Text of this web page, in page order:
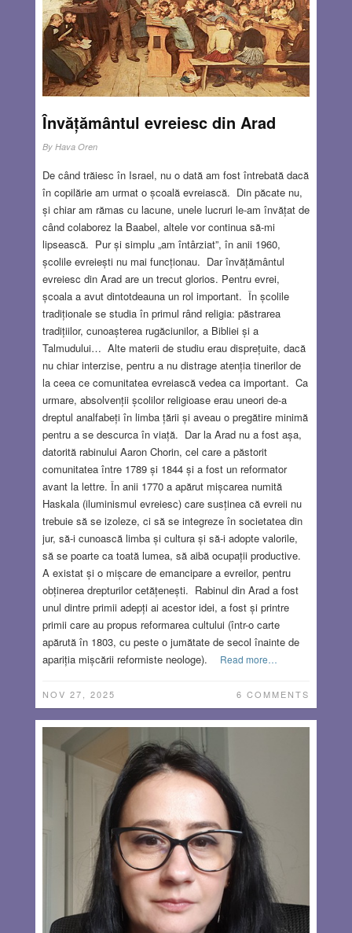
Învățământul evreiesc din Arad
By Hava Oren
De când trăiesc în Israel, nu o dată am fost întrebată dacă
în copilărie am urmat o școală evreiască. Din păcate nu,
și chiar am rămas cu lacune, unele lucruri le-am învățat de
când colaborez la Baabel, altele vor continua să-mi
lipsească. Pur și simplu „am întârziat”, în anii 1960,
școlile evreiești nu mai funcționau. Dar învățământul
evreiesc din Arad are un trecut glorios. Pentru evrei,
școala a avut dintotdeauna un rol important. În școlile
tradiționale se studia în primul rând religia: păstrarea
tradițiilor, cunoașterea rugăciunilor, a Bibliei și a
Talmudului… Alte materii de studiu erau disprețuite, dacă
nu chiar interzise, pentru a nu distrage atenția tinerilor de
la ceea ce comunitatea evreiască vedea ca important. Ca
urmare, absolvenții școlilor religioase erau uneori de-a
dreptul analfabeți în limba țării și aveau o pregătire minimă
pentru a se descurca în viață. Dar la Arad nu a fost așa,
datorită rabinului Aaron Chorin, cel care a păstorit
comunitatea între 1789 și 1844 și a fost un reformator
avant la lettre. În anii 1770 a apărut mișcarea numită
Haskala (iluminismul evreiesc) care susținea că evreii nu
trebuie să se izoleze, ci să se integreze în societatea din
jur, să-i cunoască limba și cultura și să-i adopte valorile,
să se poarte ca toată lumea, să aibă ocupații productive.
A existat și o mișcare de emancipare a evreilor, pentru
obținerea drepturilor cetățenești. Rabinul din Arad a fost
unul dintre primii adepți ai acestor idei, a fost și printre
primii care au propus reformarea cultului (într-o carte
apărută în 1803, cu peste o jumătate de secol înainte de
apariția mișcării reformiste neologe).
Read more…
NOV 27, 2025 6 COMMENTS